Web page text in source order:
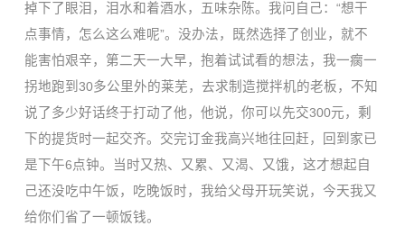
掉下了眼泪，泪水和着酒水，五味杂陈。我问自己： “想干
点事情，怎么这么难呢”。没办法，既然选择了创业，就不
能害怕艰辛，第二天一大早，抱着试试看的想法，我一瘸一
拐地跑到 30多公里外的莱芜，去求制造搅拌机的老板，不知
说了多少好话终于打动了他，他说，你可以先交300元，剩
下的提货时一起交齐。交完订金我高兴地往回赶，回到家已
是下午6点钟。当时又热、又累、又渴、又饿，这才想起自
己还没吃中午饭，吃晚饭时，我给父母开玩笑说，今天我又
给你们省了一顿饭钱。